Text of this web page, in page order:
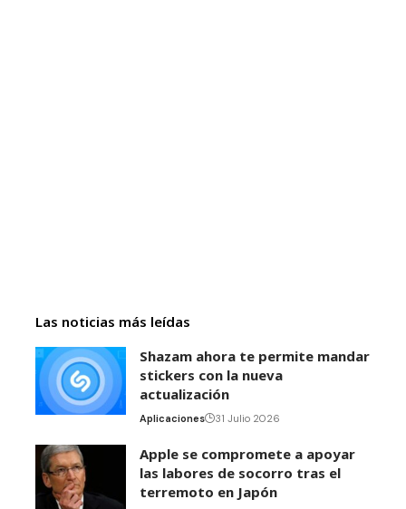
Las noticias más leídas
Shazam ahora te permite mandar
stickers con la nueva
actualización
Aplicaciones 31 Julio 2026
Apple se compromete a apoyar
las labores de socorro tras el
terremoto en Japón